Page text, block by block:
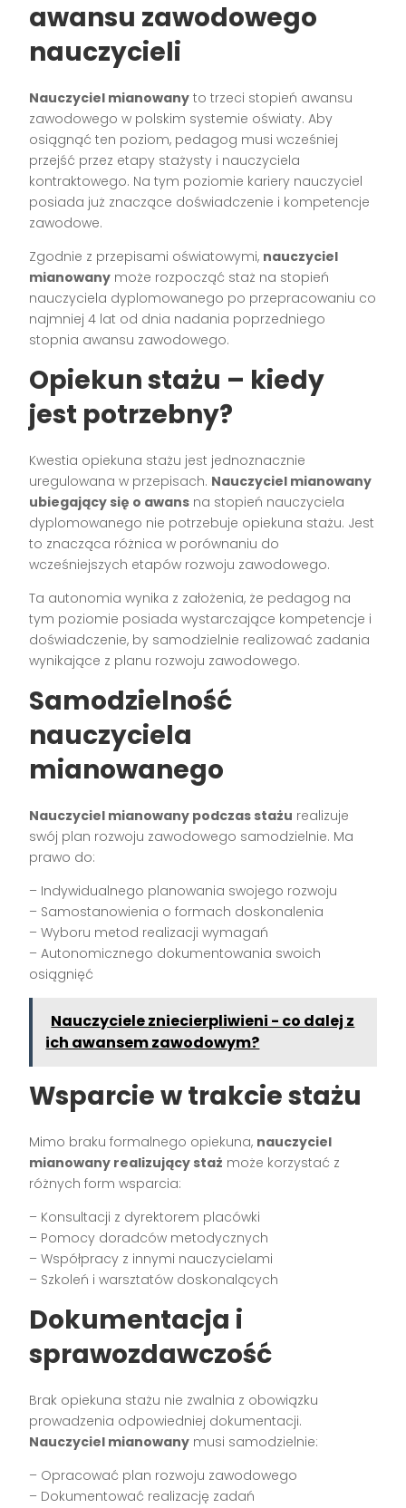
awansu zawodowego
nauczycieli
Nauczyciel mianowany to trzeci stopień awansu
zawodowego w polskim systemie oświaty. Aby
osiągnąć ten poziom, pedagog musi wcześniej
przejść przez etapy stażysty i nauczyciela
kontraktowego. Na tym poziomie kariery nauczyciel
posiada już znaczące doświadczenie i kompetencje
zawodowe.
Zgodnie z przepisami oświatowymi, nauczyciel
mianowany może rozpocząć staż na stopień
nauczyciela dyplomowanego po przepracowaniu co
najmniej 4 lat od dnia nadania poprzedniego
stopnia awansu zawodowego.
Opiekun stażu – kiedy
jest potrzebny?
Kwestia opiekuna stażu jest jednoznacznie
uregulowana w przepisach. Nauczyciel mianowany
ubiegający się o awans na stopień nauczyciela
dyplomowanego nie potrzebuje opiekuna stażu. Jest
to znacząca różnica w porównaniu do
wcześniejszych etapów rozwoju zawodowego.
Ta autonomia wynika z założenia, że pedagog na
tym poziomie posiada wystarczające kompetencje i
doświadczenie, by samodzielnie realizować zadania
wynikające z planu rozwoju zawodowego.
Samodzielność
nauczyciela
mianowanego
Nauczyciel mianowany podczas stażu realizuje
swój plan rozwoju zawodowego samodzielnie. Ma
prawo do:
– Indywidualnego planowania swojego rozwoju
– Samostanowienia o formach doskonalenia
– Wyboru metod realizacji wymagań
– Autonomicznego dokumentowania swoich
osiągnięć
Nauczyciele zniecierpliwieni - co dalej z
ich awansem zawodowym?
Wsparcie w trakcie stażu
Mimo braku formalnego opiekuna, nauczyciel
mianowany realizujący staż może korzystać z
różnych form wsparcia:
– Konsultacji z dyrektorem placówki
– Pomocy doradców metodycznych
– Współpracy z innymi nauczycielami
– Szkoleń i warsztatów doskonalących
Dokumentacja i
sprawozdawczość
Brak opiekuna stażu nie zwalnia z obowiązku
prowadzenia odpowiedniej dokumentacji.
Nauczyciel mianowany musi samodzielnie:
– Opracować plan rozwoju zawodowego
– Dokumentować realizację zadań